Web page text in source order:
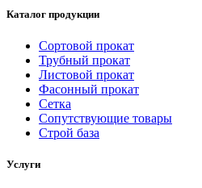
Каталог продукции
Сортовой прокат
Трубный прокат
Листовой прокат
Фасонный прокат
Сетка
Сопутствующие товары
Строй база
Услуги